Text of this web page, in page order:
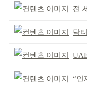
전
닥
“인